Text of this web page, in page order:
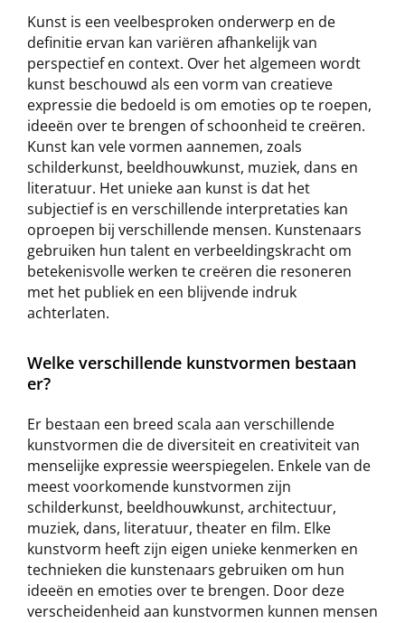
Kunst is een veelbesproken onderwerp en de
definitie ervan kan variëren afhankelijk van
perspectief en context. Over het algemeen wordt
kunst beschouwd als een vorm van creatieve
expressie die bedoeld is om emoties op te roepen,
ideeën over te brengen of schoonheid te creëren.
Kunst kan vele vormen aannemen, zoals
schilderkunst, beeldhouwkunst, muziek, dans en
literatuur. Het unieke aan kunst is dat het
subjectief is en verschillende interpretaties kan
oproepen bij verschillende mensen. Kunstenaars
gebruiken hun talent en verbeeldingskracht om
betekenisvolle werken te creëren die resoneren
met het publiek en een blijvende indruk
achterlaten.
Welke verschillende kunstvormen bestaan
er?
Er bestaan ​​een breed scala aan verschillende
kunstvormen die de diversiteit en creativiteit van
menselijke expressie weerspiegelen. Enkele van de
meest voorkomende kunstvormen zijn
schilderkunst, beeldhouwkunst, architectuur,
muziek, dans, literatuur, theater en film. Elke
kunstvorm heeft zijn eigen unieke kenmerken en
technieken die kunstenaars gebruiken om hun
ideeën en emoties over te brengen. Door deze
verscheidenheid aan kunstvormen kunnen mensen